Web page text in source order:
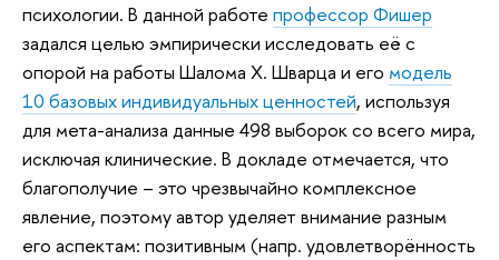
психологии. В данной работе профессор Фишер
задался целью эмпирически исследовать её с
опорой на работы Шалома Х. Шварца и его модель
10 базовых индивидуальных ценностей, используя
для мета-анализа данные 498 выборок со всего мира,
исключая клинические. В докладе отмечается, что
благополучие – это чрезвычайно комплексное
явление, поэтому автор уделяет внимание разным
его аспектам: позитивным (напр. удовлетворённость